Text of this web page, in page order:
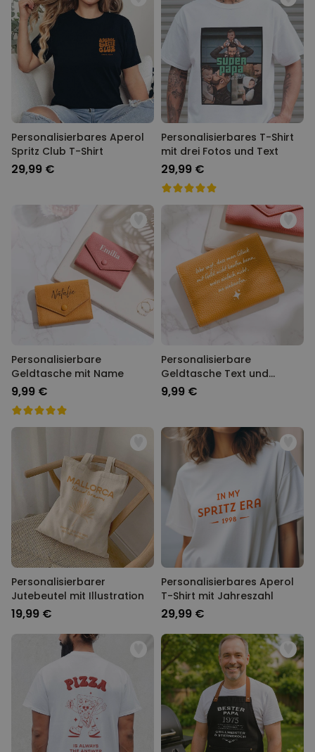
Personalisierbares Aperol
Spritz Club T-Shirt
29,99 €
Personalisierbares T-Shirt
mit drei Fotos und Text
29,99 €
Personalisierbare
Geldtasche mit Name
9,99 €
Personalisierbare
Geldtasche Text und
Symbol
9,99 €
Personalisierbarer
Jutebeutel mit Illustration
19,99 €
Personalisierbares Aperol
T-Shirt mit Jahreszahl
29,99 €